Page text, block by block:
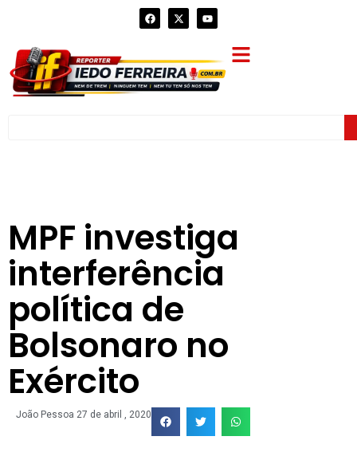
MPF investiga
interferência
política de
Bolsonaro no
Exército
João Pessoa 27 de abril , 2020